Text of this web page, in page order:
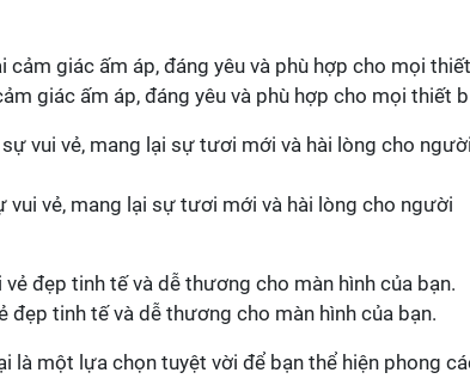
giác ấm áp, đáng yêu và phù hợp cho mọi thiết
vẻ, mang lại sự tươi mới và hài lòng cho người
tinh tế và dễ thương cho màn hình của bạn.